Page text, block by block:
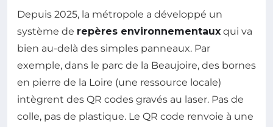
Depuis 2025, la métropole a développé un
système de repères environnementaux qui va
bien au-delà des simples panneaux. Par
exemple, dans le parc de la Beaujoire, des bornes
en pierre de la Loire (une ressource locale)
intègrent des QR codes gravés au laser. Pas de
colle, pas de plastique. Le QR code renvoie à une